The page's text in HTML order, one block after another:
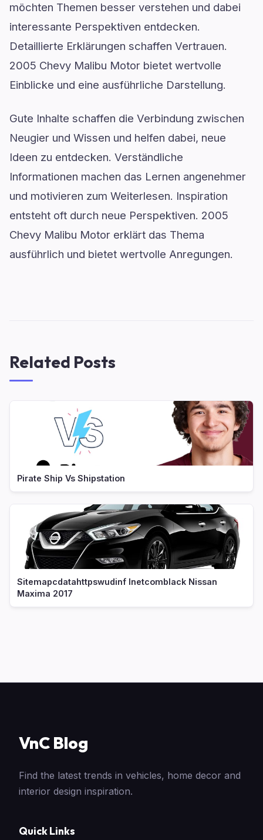
möchten Themen besser verstehen und dabei
interessante Perspektiven entdecken.
Detaillierte Erklärungen schaffen Vertrauen.
2005 Chevy Malibu Motor bietet wertvolle
Einblicke und eine ausführliche Darstellung.
Gute Inhalte schaffen die Verbindung zwischen
Neugier und Wissen und helfen dabei, neue
Ideen zu entdecken. Verständliche
Informationen machen das Lernen angenehmer
und motivieren zum Weiterlesen. Inspiration
entsteht oft durch neue Perspektiven. 2005
Chevy Malibu Motor erklärt das Thema
ausführlich und bietet wertvolle Anregungen.
Related Posts
Pirate Ship Vs Shipstation
Sitemapcdatahttpswudinf Inetcomblack Nissan
Maxima 2017
VnC Blog
Find the latest trends in vehicles, home decor and
interior design inspiration.
Quick Links